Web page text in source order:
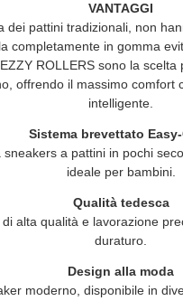
VANTAGGI
dei pattini tradizionali, non
completamente in gomma
ROLLERS sono la scelta
offrendo il massimo comfort
intelligente.
Sistema brevettato
sneakers a pattini in pochi
ideale per bambini.
Qualità tedesca
di alta qualità e lavorazione
duraturo.
Design alla moda
moderno, disponibile in